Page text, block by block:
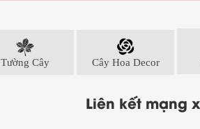
Tường Cây Cây Hoa Decor
Liên kết mạng